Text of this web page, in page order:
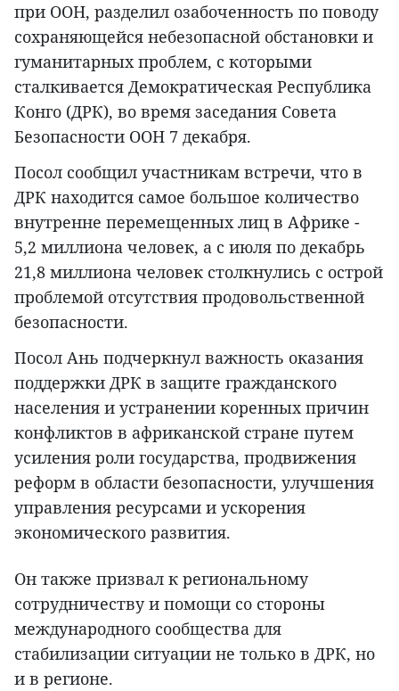
при ООН, разделил озабоченность по поводу
сохраняющейся небезопасной обстановки и
гуманитарных проблем, с которыми
сталкивается Демократическая Республика
Конго (ДРК), во время заседания Совета
Безопасности ООН 7 декабря.
Посол сообщил участникам встречи, что в
ДРК находится самое большое количество
внутренне перемещенных лиц в Африке -
5,2 миллиона человек, а с июля по декабрь
21,8 миллиона человек столкнулись с острой
проблемой отсутствия продовольственной
безопасности.
Посол Ань подчеркнул важность оказания
поддержки ДРК в защите гражданского
населения и устранении коренных причин
конфликтов в африканской стране путем
усиления роли государства, продвижения
реформ в области безопасности, улучшения
управления ресурсами и ускорения
экономического развития.
Он также призвал к региональному
сотрудничеству и помощи со стороны
международного сообщества для
стабилизации ситуации не только в ДРК, но
и в регионе.